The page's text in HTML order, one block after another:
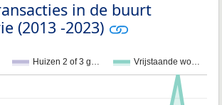
in de buurt
(2013 -2023)
Huizen 2 of 3 g… Vrijstaande wo…